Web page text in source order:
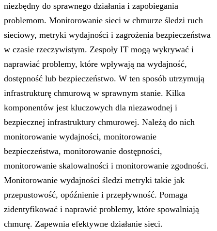
niezbędny do sprawnego działania i zapobiegania
problemom. Monitorowanie sieci w chmurze śledzi ruch
sieciowy, metryki wydajności i zagrożenia bezpieczeństwa
w czasie rzeczywistym. Zespoły IT mogą wykrywać i
naprawiać problemy, które wpływają na wydajność,
dostępność lub bezpieczeństwo. W ten sposób utrzymują
infrastrukturę chmurową w sprawnym stanie. Kilka
komponentów jest kluczowych dla niezawodnej i
bezpiecznej infrastruktury chmurowej. Należą do nich
monitorowanie wydajności, monitorowanie
bezpieczeństwa, monitorowanie dostępności,
monitorowanie skalowalności i monitorowanie zgodności.
Monitorowanie wydajności śledzi metryki takie jak
przepustowość, opóźnienie i przepływność. Pomaga
zidentyfikować i naprawić problemy, które spowalniają
chmurę. Zapewnia efektywne działanie sieci.